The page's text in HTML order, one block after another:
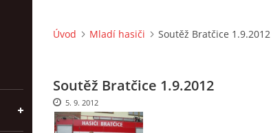
Úvod Mladí hasiči Soutěž Bratčice 1.9.2012
Soutěž Bratčice 1.9.2012
5. 9. 2012